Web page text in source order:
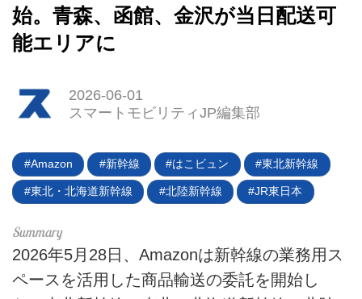
EV
電動キックボード
テクノロジー
運営会社
利用規約
始。青森、函館、金沢が当日配送可
能エリアに
2026-06-01
スマートモビリティJP編集部
Amazon 新幹線 はこビュン 東北新幹線
東北・北海道新幹線 北陸新幹線 JR東日本
2026年5月28日、Amazonは新幹線の業務用ス
ペースを活用した商品輸送の委託を開始し